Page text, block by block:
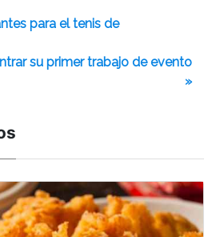
para el tenis de
su primer trabajo de evento
»